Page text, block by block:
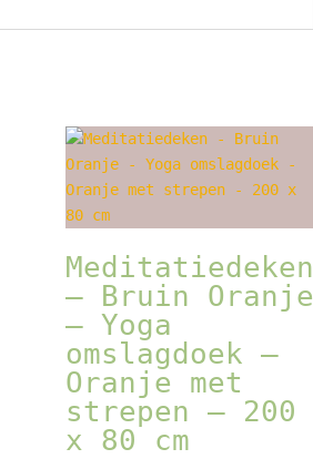
Meditatiedeken
– Bruin Oranje
– Yoga
omslagdoek –
Oranje met
strepen – 200
x 80 cm